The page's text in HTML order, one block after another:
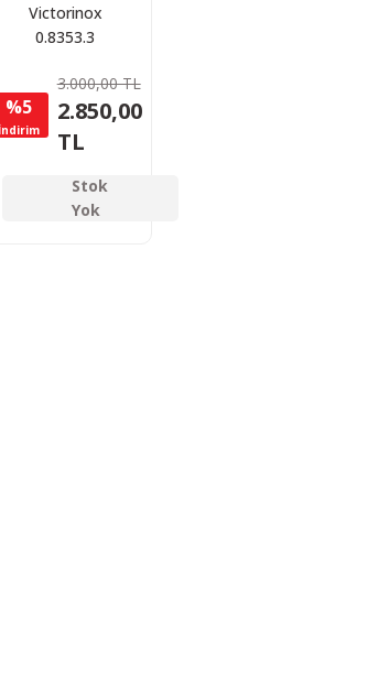
Victorinox
0.8353.3
%5
İndirim
3.000,00 TL
2.850,00
TL
Stok
Yok